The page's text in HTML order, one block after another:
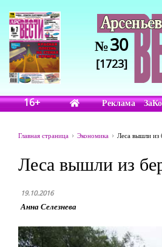
№30
[1723]
16+ Реклама
Главная страница Экономика Леса вышли из
Леса вышли из
19.10.2016
Анна Селезнева